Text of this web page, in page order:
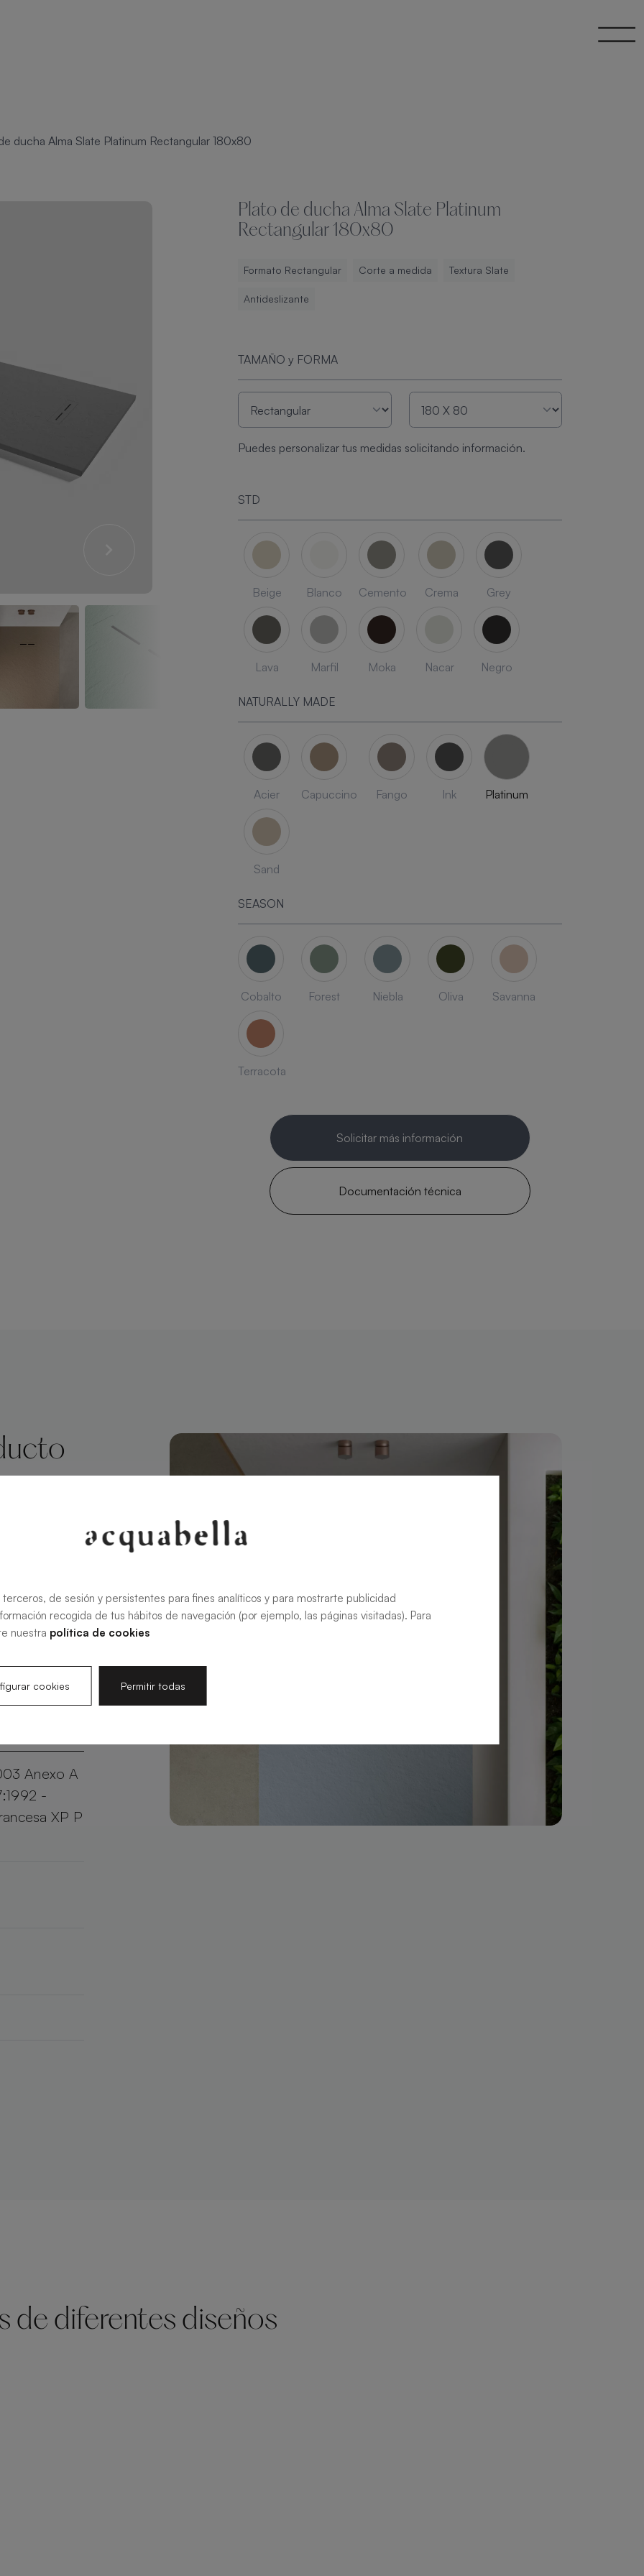
ducha Alma Slate Platinum Rectangular 180x80
Plato de ducha Alma Slate Platinum
Rectangular 180x80
Formato Rectangular Corte a medida Textura Slate
Antideslizante
TAMAÑO y FORMA
Puedes personalizar tus medidas solicitando información.
STD
Beige Blanco Cemento Crema Grey
Lava Marfil Moka Nacar Negro
NATURALLY MADE
Acier Capuccino Fango Ink Platinum
Sand
SEASON
Cobalto Forest Niebla Oliva Savanna
Terracota
Solicitar más información
Documentación técnica
180
estilo
Slate
que
más
y
en un
Anexo A
-
XP P
de diferentes diseños
de sesión y persistentes para fines analíticos y para mostrarte publicidad
recogida de tus hábitos de navegación (por ejemplo, las páginas visitadas). Para
nuestra política de cookies
cookies Permitir todas